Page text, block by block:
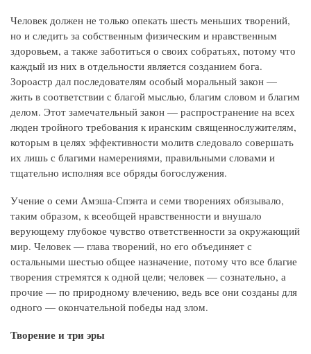
Человек должен не только опекать шесть меньших творений,
но и следить за собственным физическим и нравственным
здоровьем, а также заботиться о своих собратьях, потому что
каждый из них в отдельности является созданием бога.
Зороастр дал последователям особый моральный закон —
жить в соответствии с благой мыслью, благим словом и благим
делом. Этот замечательный закон — распространение на всех
люден тройного требования к иранским священнослужителям,
которым в целях эффективности молитв следовало совершать
их лишь с благими намерениями, правильными словами и
тщательно исполняя все обряды богослужения.
Учение о семи Амэша-Спэнта и семи творениях обязывало,
таким образом, к всеобщей нравственности и внушало
верующему глубокое чувство ответственности за окружающий
мир. Человек — глава творений, но его объединяет с
остальными шестью общее назначение, потому что все благие
творения стремятся к одной цели; человек — сознательно, а
прочие — по природному влечению, ведь все они созданы для
одного — окончательной победы над злом.
Творение и три эры